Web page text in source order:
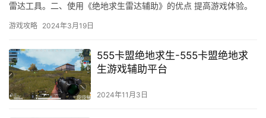
雷达工具。二、使用《绝地求生雷达辅助》的优点 提高游戏体验。
游戏攻略 2024年3月19日
555卡盟绝地求生-555卡盟绝地求
生游戏辅助平台
2024年11月3日